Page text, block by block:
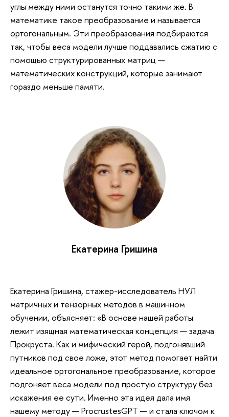
углы между ними останутся точно такими же. В
математике такое преобразование и называется
ортогональным. Эти преобразования подбираются
так, чтобы веса модели лучше поддавались сжатию с
помощью структурированных матриц —
математических конструкций, которые занимают
гораздо меньше памяти.
Екатерина Гришина
Екатерина Гришина, стажер-исследователь НУЛ
матричных и тензорных методов в машинном
обучении, объясняет: «В основе нашей работы
лежит изящная математическая концепция — задача
Прокруста. Как и мифический герой, подгонявший
путников под свое ложе, этот метод помогает найти
идеальное ортогональное преобразование, которое
подгоняет веса модели под простую структуру без
искажения ее сути. Именно эта идея дала имя
нашему методу — ProcrustesGPT — и стала ключом к